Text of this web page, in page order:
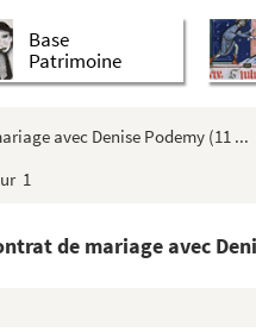
Base
Patrimoine
avec Denise Podemy (11 ...
1
de mariage avec
rente viag...
(19 août 183...
quittances, l...